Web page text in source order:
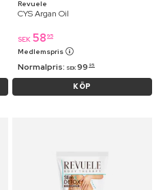
Revuele
CYS Argan Oil
SEK 58 95
Medlemspris
Normalpris: SEK 99 95
KÖP